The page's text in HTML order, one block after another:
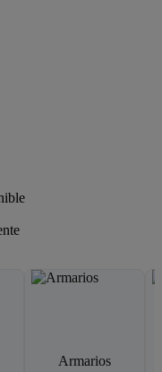
Armarios